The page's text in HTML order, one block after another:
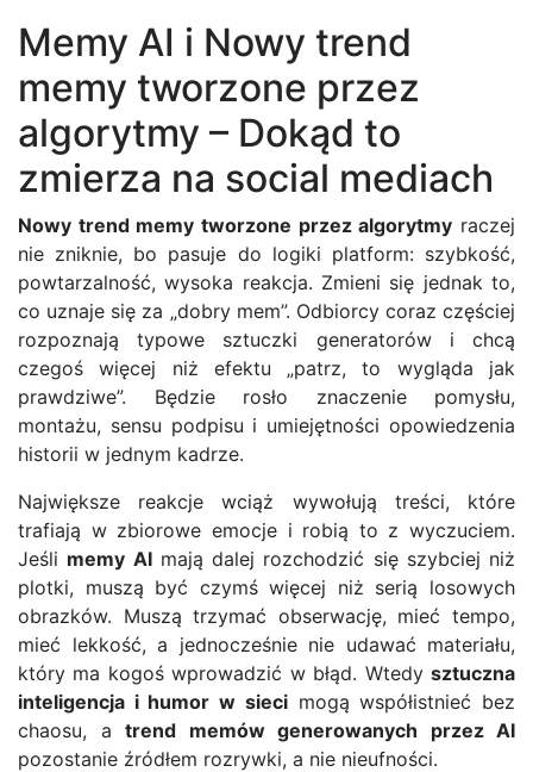
Memy AI i Nowy trend
memy tworzone przez
algorytmy – Dokąd to
zmierza na social mediach
Nowy trend memy tworzone przez algorytmy raczej
nie zniknie, bo pasuje do logiki platform: szybkość,
powtarzalność, wysoka reakcja. Zmieni się jednak to,
co uznaje się za „dobry mem”. Odbiorcy coraz częściej
rozpoznają typowe sztuczki generatorów i chcą
czegoś więcej niż efektu „patrz, to wygląda jak
prawdziwe”. Będzie rosło znaczenie pomysłu,
montażu, sensu podpisu i umiejętności opowiedzenia
historii w jednym kadrze.
Największe reakcje wciąż wywołują treści, które
trafiają w zbiorowe emocje i robią to z wyczuciem.
Jeśli memy AImają dalej rozchodzić się szybciej niż
plotki, muszą być czymś więcej niż serią losowych
obrazków. Muszą trzymać obserwację, mieć tempo,
mieć lekkość, a jednocześnie nie udawać materiału,
który ma kogoś wprowadzić w błąd. Wtedy sztuczna
inteligencja i humor w siecimogą współistnieć bez
chaosu, a trend memów generowanych przez AI
pozostanie źródłem rozrywki, a nie nieufności.